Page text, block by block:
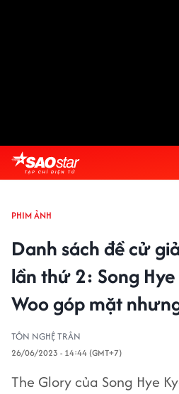
PHIM ẢNH
Danh sách đề cử
lần thứ 2: Song Hye
Woo góp mặt
TÔN NGHỆ TRÂN
26/06/2023 - 14:44 (GMT+7)
The Glory của Song Hye